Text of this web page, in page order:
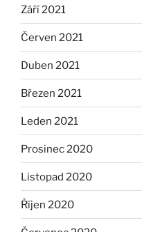
Září 2021
Červen 2021
Duben 2021
Březen 2021
Leden 2021
Prosinec 2020
Listopad 2020
Říjen 2020